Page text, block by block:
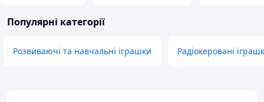
Популярні категорії
Розвиваючі та навчальні іграшки Радіокеровані